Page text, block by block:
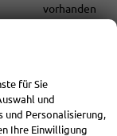
vorhanden
vorhanden
vorhanden
für Sie
und
Personalisierung,
Ihre Einwilligung